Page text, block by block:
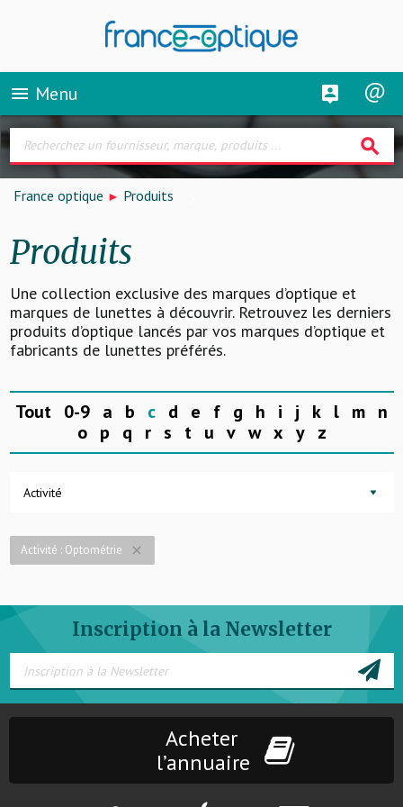
menu Menu
search
France optique Produits
Produits
Une collection exclusive des marques d’optique et
marques de lunettes à découvrir. Retrouvez les derniers
produits d’optique lancés par vos marques d’optique et
fabricants de lunettes préférés.
Tout 0-9 a b c d e f g h i j k l m n
o p q r s t u v w x y z
Activité
Activité : Optométrie close
Inscription à la Newsletter
Acheter
l’annuaire